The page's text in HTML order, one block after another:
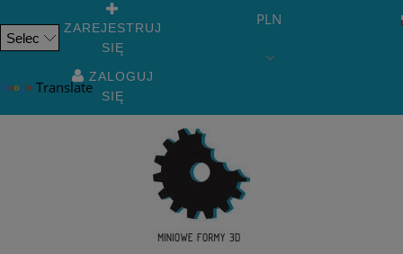
Translate
ZAREJESTRUJ
SIĘ
ZALOGUJ
SIĘ
PLN